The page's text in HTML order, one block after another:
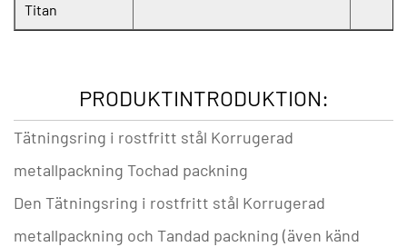
Titan
PRODUKTINTRODUKTION:
Tätningsring i rostfritt stål Korrugerad
metallpackning Tochad packning
Den Tätningsring i rostfritt stål Korrugerad
metallpackning och Tandad packning (även känd